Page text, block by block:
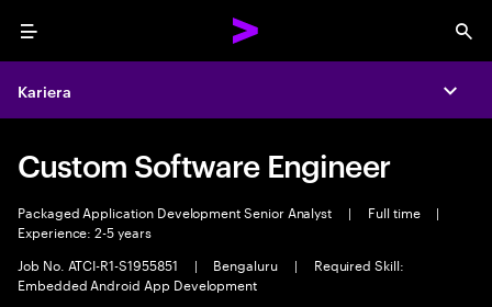
Menu
Kariera
Custom Software Engineer
Packaged Application Development Senior Analyst | Full time
|
Experience: 2-5 years
Job No. ATCI-R1-S1955851
| Bengaluru |
Required Skill:
Embedded Android App Development